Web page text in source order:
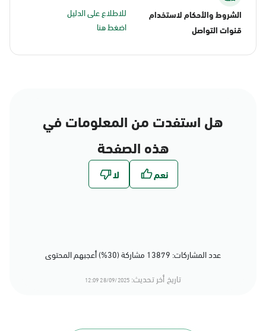
الشروط والأحكام لاستخدام
قنوات التواصل
للاطلاع على الدليل
اضغط هنا
هل استفدت من المعلومات في
هذه الصفحة
عدد المشاركات: 13879 مشاركة (30%) أعجبهم المحتوى
تاريخ أخر تحديث: 28/09/2025 12:09